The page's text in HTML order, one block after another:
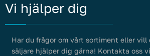
Vi hjälper dig
Har du frågor om vårt sortiment eller vill
säljare hjälper dig gärna! Kontakta oss